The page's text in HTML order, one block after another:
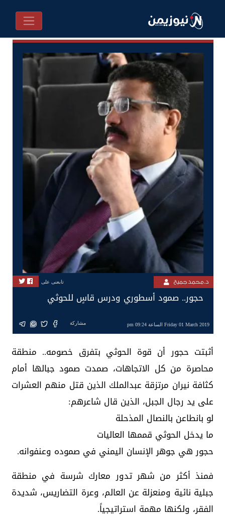
د. محمد جميح تابعنى على
حجور.. صمود أسطوري ودرس قاسٍ للحوثي
Friday 01 March 2019 الساعة 09:24 pm مشاركة
‏أثبتت حجور أن قوة الحوثي بتفرق خصومه.. منطقة
محاصرة من كل الاتجاهات، صمدت صمود جبالها أمام
كثافة نيران مرتزقة عبدالملك الذين قتل منهم العشرات
على يد رجال الجبل، الذين قال شاعرهم:
لو بانطاعن بالنصال المذحلة
ما يدخل الحوثي قممها العاليات
حجور هي جوهر الإنسان اليمني في صموده وعنفوانه.
فمنذ أكثر من شهر تدور معارك شرسة في منطقة
جبلية نائية ومنعزلة عن العالم، وعرة التضاريس، شديدة
الفقر، ولكنها مهمة استراتيجياً.